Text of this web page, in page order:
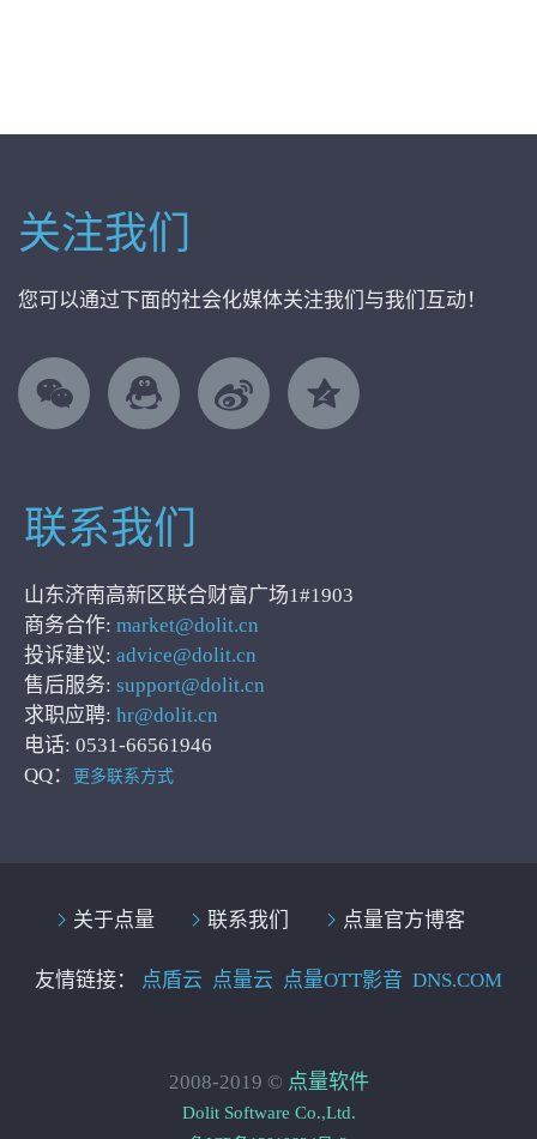
关注我们
您可以通过下面的社会化媒体关注我们与我们互动！
联系我们
山东济南高新区联合财富广场1#1903
商务合作: market@dolit.cn
投诉建议: advice@dolit.cn
售后服务: support@dolit.cn
求职应聘: hr@dolit.cn
电话: 0531-66561946
QQ：
更多联系方式
关于点量 联系我们 点量官方博客
友情链接： 点盾云 点量云 点量OTT影音 DNS.COM
2008-2019 © 点量软件
Dolit Software Co.,Ltd.